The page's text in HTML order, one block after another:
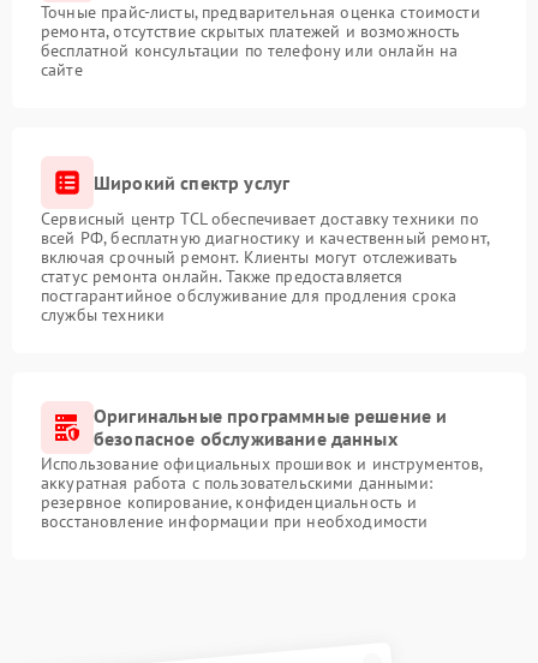
Точные прайс-листы, предварительная оценка стоимости
ремонта, отсутствие скрытых платежей и возможность
бесплатной консультации по телефону или онлайн на
сайте
Широкий спектр услуг
Сервисный центр TCL обеспечивает доставку техники по
всей РФ, бесплатную диагностику и качественный ремонт,
включая срочный ремонт. Клиенты могут отслеживать
статус ремонта онлайн. Также предоставляется
постгарантийное обслуживание для продления срока
службы техники
Оригинальные программные решение и
безопасное обслуживание данных
Использование официальных прошивок и инструментов,
аккуратная работа с пользовательскими данными:
резервное копирование, конфиденциальность и
восстановление информации при необходимости